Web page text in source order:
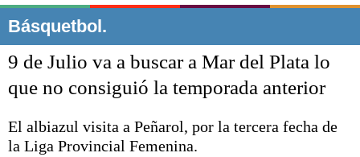
El mundo
Opinión
Deportes
Escenario Olímpico
Liga del Sur
Básquetbol.
9 de Julio va a buscar a Mar del Plata lo
que no consiguió la temporada anterior
El albiazul visita a Peñarol, por la tercera fecha de
la Liga Provincial Femenina.